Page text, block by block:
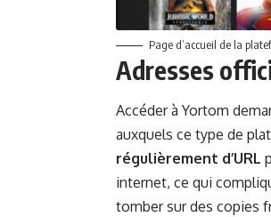
Page d’accueil de la
Adresses
Accéder à Yortom
auxquels ce type de
régulièrement d’URL
internet, ce qui
tomber sur des copies